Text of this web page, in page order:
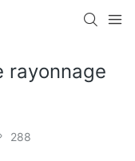
rayonnage
288